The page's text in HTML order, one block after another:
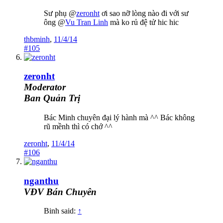
Sư phụ @zeronht ơi sao nỡ lòng nào đi với sư
ông @Vu Tran Linh mà ko rủ đệ tử hic hic
thbminh, 11/4/14
#105
zeronht
Moderator
Ban Quản Trị
Bác Minh chuyên đại lý hành mà ^^ Bác không
rũ mềnh thì có chớ ^^
zeronht, 11/4/14
#106
nganthu
VĐV Bán Chuyên
Binh said: ↑